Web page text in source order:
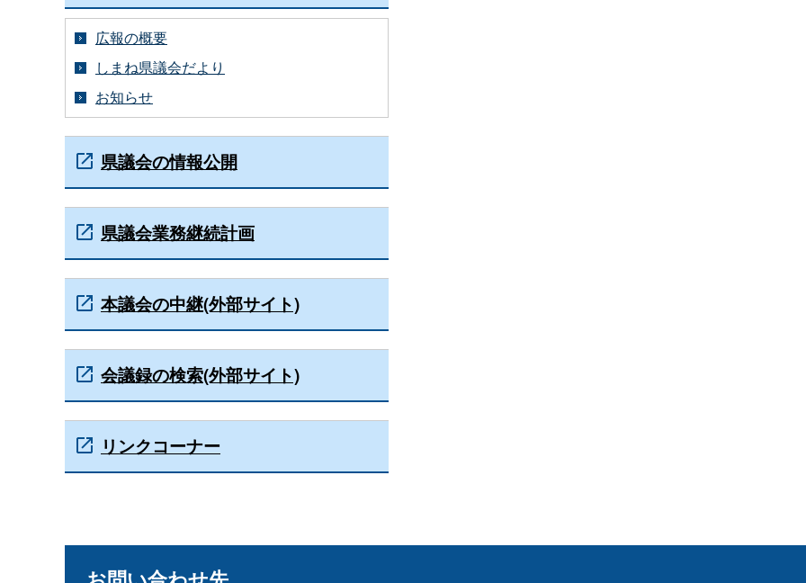
広報の概要
しまね県議会だより
お知らせ
県議会の情報公開
県議会業務継続計画
本議会の中継(外部サイト)
会議録の検索(外部サイト)
リンクコーナー